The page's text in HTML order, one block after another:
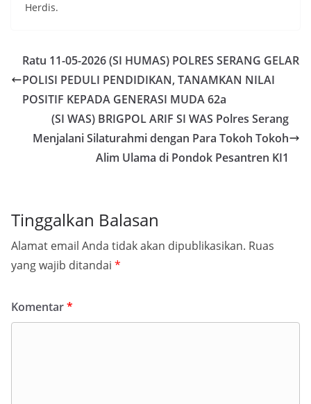
Herdis.
Ratu 11-05-2026 (SI HUMAS) POLRES SERANG GELAR
POLISI PEDULI PENDIDIKAN, TANAMKAN NILAI
POSITIF KEPADA GENERASI MUDA 62a
(SI WAS) BRIGPOL ARIF SI WAS Polres Serang
Menjalani Silaturahmi dengan Para Tokoh Tokoh
Alim Ulama di Pondok Pesantren KI1
Tinggalkan Balasan
Alamat email Anda tidak akan dipublikasikan. Ruas
yang wajib ditandai *
Komentar*